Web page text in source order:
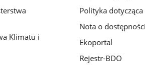
Klimatu i
Polityka
Nota o dostępności
Ekoportal
Rejestr-BDO